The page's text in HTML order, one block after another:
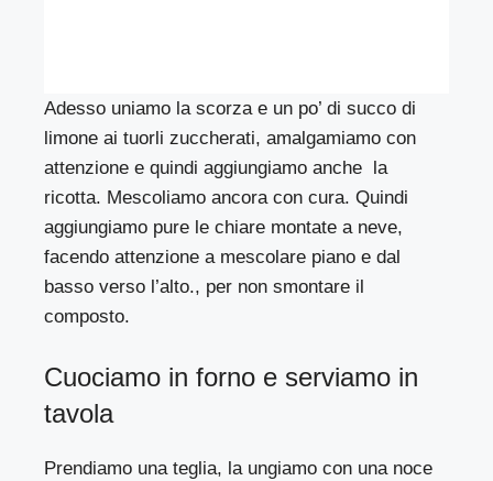
Adesso uniamo la scorza e un po’ di succo di
limone ai tuorli zuccherati, amalgamiamo con
attenzione e quindi aggiungiamo anche la
ricotta. Mescoliamo ancora con cura. Quindi
aggiungiamo pure le chiare montate a neve,
facendo attenzione a mescolare piano e dal
basso verso l’alto., per non smontare il
composto.
Cuociamo in forno e serviamo in
tavola
Prendiamo una teglia, la ungiamo con una noce